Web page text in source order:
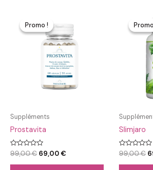
Promo !
Promo !
Suppléments
Prostavita
Note
0
sur
99,00€ Le
69,00 €Le
Slimjaro
Note
0
sur
99,00€